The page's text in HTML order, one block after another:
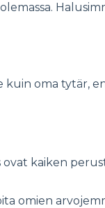
kuin oma tytär,
ovat kaiken
omien